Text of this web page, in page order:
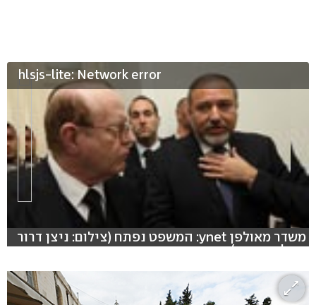
hlsjs-lite: Network error
משדר מאולפן ynet: המשפט נפתח (צילום: ניצן דרור
והילה ספאק)